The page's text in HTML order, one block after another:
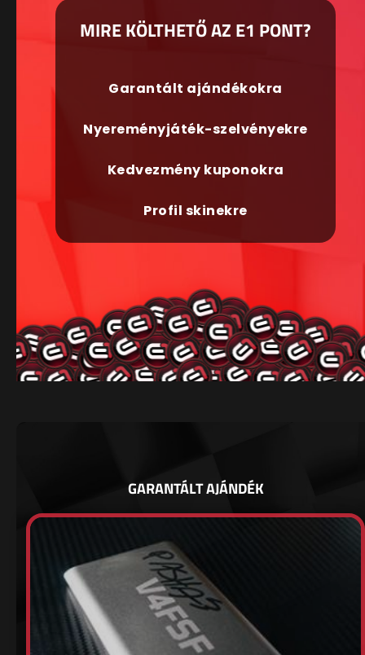
MIRE KÖLTHETŐ AZ E1 PONT?
Garantált ajándékokra
Nyereményjáték-szelvényekre
Kedvezmény kuponokra
Profil skinekre
GARANTÁLT AJÁNDÉK